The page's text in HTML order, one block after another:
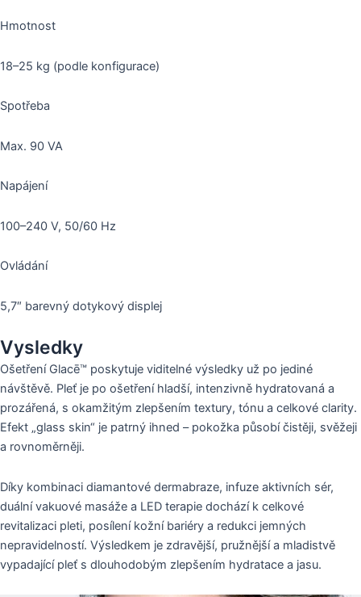
Hmotnost
18–25 kg (podle konfigurace)
Spotřeba
Max. 90 VA
Napájení
100–240 V, 50/60 Hz
Ovládání
5,7″ barevný dotykový displej
Vysledky
Ošetření Glacē™ poskytuje viditelné výsledky už po jediné
návštěvě. Pleť je po ošetření hladší, intenzivně hydratovaná a
prozářená, s okamžitým zlepšením textury, tónu a celkové clarity.
Efekt „glass skin“ je patrný ihned – pokožka působí čistěji, svěžeji
a rovnoměrněji.
Díky kombinaci diamantové dermabraze, infuze aktivních sér,
duální vakuové masáže a LED terapie dochází k celkové
revitalizaci pleti, posílení kožní bariéry a redukci jemných
nepravidelností. Výsledkem je zdravější, pružnější a mladistvě
vypadající pleť s dlouhodobým zlepšením hydratace a jasu.